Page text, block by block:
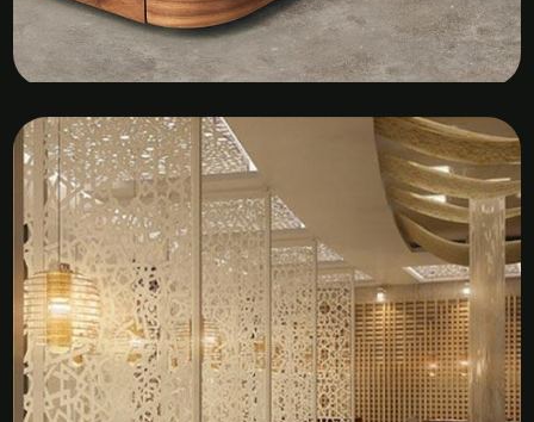
Kệ Tủ Gỗ Veneer